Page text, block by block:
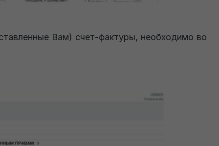
Вам) счет-фактуры, необходимо во